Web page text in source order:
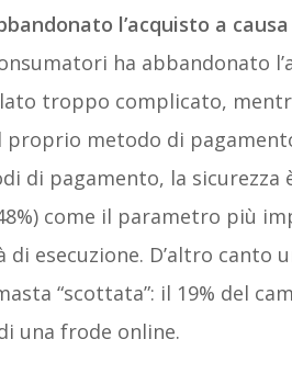
l’acquisto a
ha abbandonato
troppo complicato,
proprio metodo di
di pagamento, la sicurezza
come il parametro più
esecuzione. D’altro canto
“scottata”: il 19% del
una frode online.